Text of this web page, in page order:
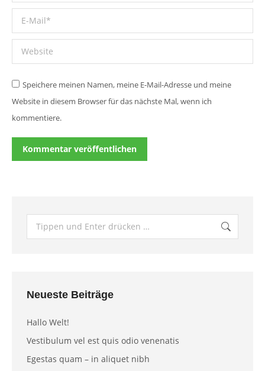
E-Mail *
Website
Speichere meinen Namen, meine E-Mail-Adresse und meine
Website in diesem Browser für das nächste Mal, wenn ich
kommentiere.
Kommentar veröffentlichen
Suchen:
Neueste Beiträge
Hallo Welt!
Vestibulum vel est quis odio venenatis
Egestas quam – in aliquet nibh